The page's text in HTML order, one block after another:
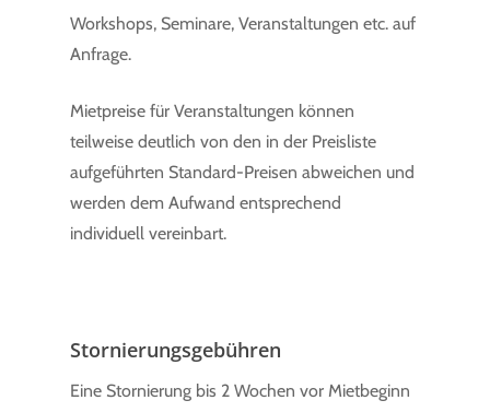
Workshops, Seminare, Veranstaltungen etc. auf
Anfrage.
Mietpreise für Veranstaltungen können
teilweise deutlich von den in der Preisliste
aufgeführten Standard-Preisen abweichen und
werden dem Aufwand entsprechend
individuell vereinbart.
Stornierungsgebühren
Eine Stornierung bis 2 Wochen vor Mietbeginn